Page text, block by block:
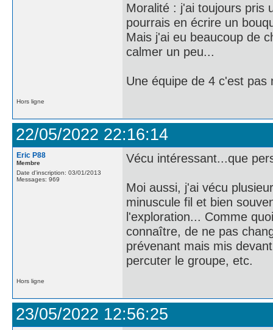
Moralité : j'ai toujours pris
pourrais en écrire un
Mais j'ai eu beaucoup de
calmer un peu...
Une équipe de 4 c'est
Hors ligne
22/05/2022 22:16:14
Eric P88
Membre
Date d'inscription: 03/01/2013
Messages: 969
Vécu intéressant...que
Moi aussi, j'ai vécu
minuscule fil et bien
l'exploration... Comme
connaître, de ne pas
prévenant mais mis
percuter le groupe, etc.
Hors ligne
23/05/2022 12:56:25